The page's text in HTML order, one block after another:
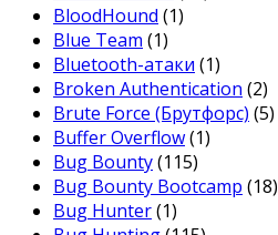
BloodHound (1)
Blue Team (1)
Bluetooth-атаки (1)
Broken Authentication (2)
Brute Force (Брутфорс) (5)
Buffer Overflow(1)
Bug Bounty(115)
Bug Bounty Bootcamp (18)
Bug Hunter(1)